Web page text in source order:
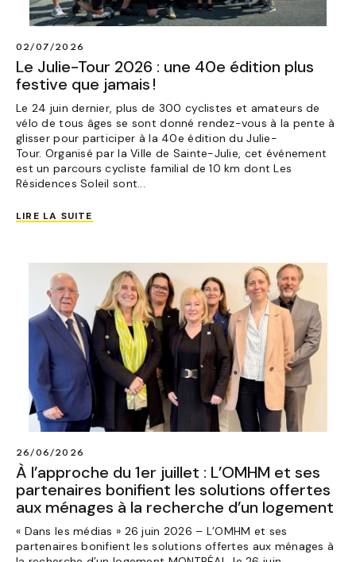
02/07/2026
Le Julie-Tour 2026 : une 40e édition plus
festive que jamais !
Le 24 juin dernier, plus de 300 cyclistes et amateurs de
vélo de tous âges se sont donné rendez-vous à la pente à
glisser pour participer à la 40e édition du Julie-
Tour. Organisé par la Ville de Sainte-Julie, cet événement
est un parcours cycliste familial de 10 km dont Les
Résidences Soleil sont...
LIRE LA SUITE
26/06/2026
À l’approche du 1er juillet : L’OMHM et ses
partenaires bonifient les solutions offertes
aux ménages à la recherche d’un logement
« Dans les médias » 26 juin 2026 – L’OMHM et ses
partenaires bonifient les solutions offertes aux ménages à